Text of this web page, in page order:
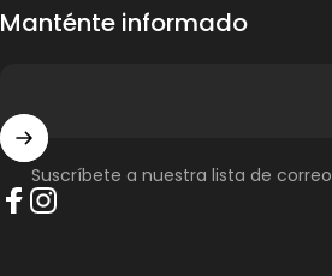
Manténte informado
Suscríbete a nuestra lista de correo